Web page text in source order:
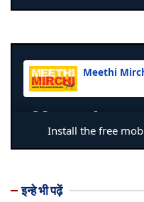
इन्हे भी पढ़ें